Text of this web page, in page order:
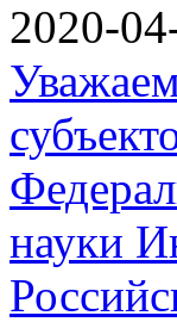
2020-
науки